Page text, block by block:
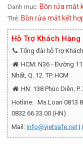
Danh mục: Bồn rửa mắt
Thẻ: Bồn rửa mắt kết
Hỗ Trợ Khách Hàng
Tổng đài hỗ Trợ
HCM: N36 - Đường 11
Nhất, Q. 12. TP. HCM
HN: 138 Phúc Diễn,
Hotline: Ms Loan 0813
0832 66 33 00 (HN)
Mail: info@vietsafe.net |